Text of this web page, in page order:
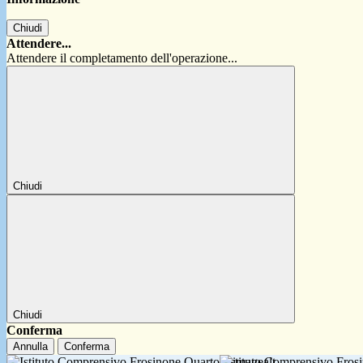
Chiudi
Attendere...
Attendere il completamento dell'operazione...
Chiudi
Chiudi
Conferma
Annulla Conferma